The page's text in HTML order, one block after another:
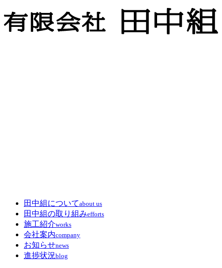
田中組についてabout us
田中組の取り組みefforts
施工紹介works
会社案内company
お知らせnews
進捗状況blog